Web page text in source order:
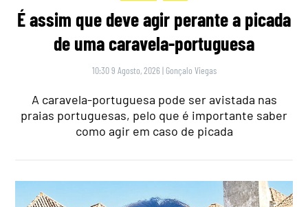
É assim que deve agir perante a picada
de uma caravela-portuguesa
10:30 9 Agosto, 2026 | Gonçalo Viegas
A caravela-portuguesa pode ser avistada nas
praias portuguesas, pelo que é importante saber
como agir em caso de picada